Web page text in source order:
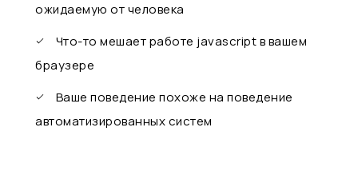
ожидаемую от человека
Что-то мешает работе javascript в вашем
браузере
Ваше поведение похоже на поведение
автоматизированных систем